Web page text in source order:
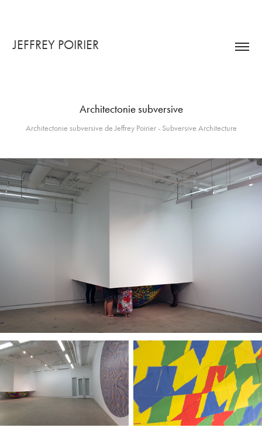
JEFFREY POIRIER
Architectonie subversive
Architectonie subversive de Jeffrey Poirier - Subversive Architecture